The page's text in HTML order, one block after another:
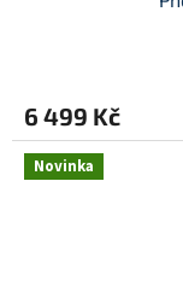
6 499 Kč
Novinka